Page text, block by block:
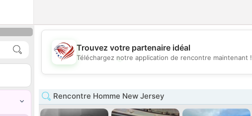
💕
Trouvez votre partenaire idéal
Téléchargez notre application de rencontre maintenant !
Rencontre Homme New Jersey